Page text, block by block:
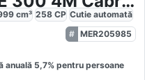
cm³ 258 CP Cutie automată
MER205985
anuală 5,7% pentru persoane